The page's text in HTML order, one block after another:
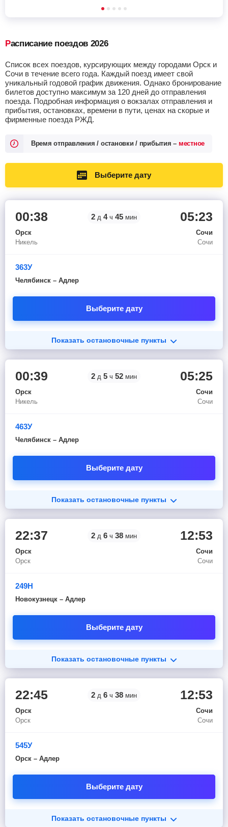
Расписание поездов 2026
Список всех поездов, курсирующих между городами Орск и
Сочи в течение всего года. Каждый поезд имеет свой
уникальный годовой график движения. Однако бронирование
билетов доступно максимум за 120 дней до отправления
поезда. Подробная информация о вокзалах отправления и
прибытия, остановках, времени в пути, ценах на скорые и
фирменные поезда РЖД.
Время отправления / остановки / прибытия – местное
Выберите дату
00:38
Орск
Никель
2 д 4 ч 45 мин 05:23
Сочи
Сочи
363У
Челябинск – Адлер
Выберите дату
Показать остановочные пункты
00:39
Орск
Никель
2 д 5 ч 52 мин 05:25
Сочи
Сочи
463У
Челябинск – Адлер
Выберите дату
Показать остановочные пункты
22:37
Орск
Орск
2 д 6 ч 38 мин 12:53
Сочи
Сочи
249Н
Новокузнецк – Адлер
Выберите дату
Показать остановочные пункты
22:45
Орск
Орск
2 д 6 ч 38 мин 12:53
Сочи
Сочи
545У
Орск – Адлер
Выберите дату
Показать остановочные пункты